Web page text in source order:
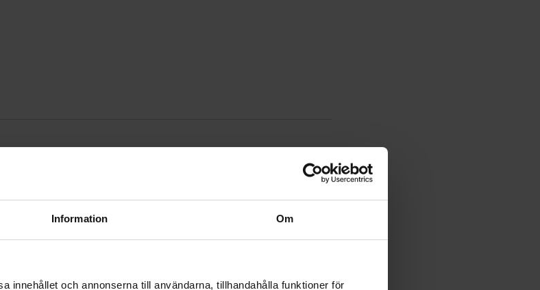
Information Om
innehållet och annonserna till användarna, tillhandahålla funktioner för
paketissa kiitettävän nopeasti tilauksesta. Sitten innolla tätä FitNord